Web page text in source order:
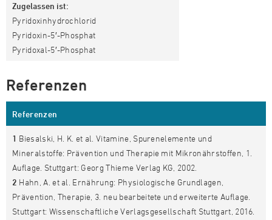
Zugelassen ist:
Pyridoxinhydrochlorid
Pyridoxin-5′-Phosphat
Pyridoxal-5′-Phosphat
Referenzen
Referenzen
1 Biesalski, H. K. et al. Vitamine, Spurenelemente und
Mineralstoffe: Prävention und Therapie mit Mikronährstoffen, 1.
Auflage. Stuttgart: Georg Thieme Verlag KG, 2002.
2 Hahn, A. et al. Ernährung: Physiologische Grundlagen,
Prävention, Therapie, 3. neu bearbeitete und erweiterte Auflage.
Stuttgart: Wissenschaftliche Verlagsgesellschaft Stuttgart, 2016.